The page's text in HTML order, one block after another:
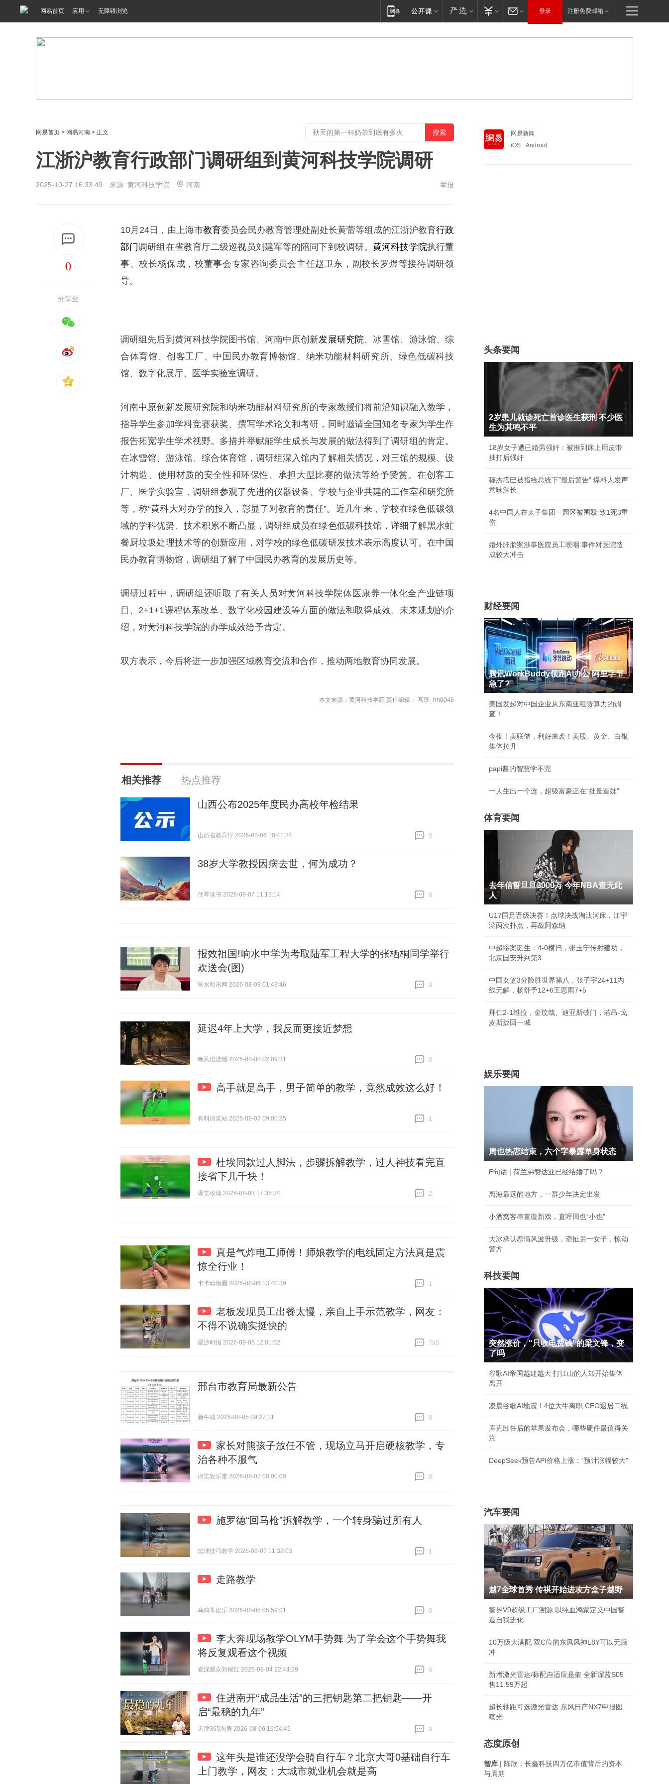
网易首页 应用 无障碍浏览 登录 注册免费邮箱
网易首页 > 网易河南 > 正文
江浙沪教育行政部门调研组到黄河科技学院调研
2025-10-27 16:33:49 来源: 黄河科技学院 河南 举报
0
分享至
10月24日，由上海市教育委员会民办教育管理处副处长黄蕾等组成的江浙沪教育行政
部门调研组在省教育厅二级巡视员刘建军等的陪同下到校调研。黄河科技学院执行董
事、校长杨保成，校董事会专家咨询委员会主任赵卫东，副校长罗煜等接待调研领
导。
调研组先后到黄河科技学院图书馆、河南中原创新发展研究院、冰雪馆、游泳馆、综
合体育馆、创客工厂、中国民办教育博物馆、纳米功能材料研究所、绿色低碳科技
馆、数字化展厅、医学实验室调研。
河南中原创新发展研究院和纳米功能材料研究所的专家教授们将前沿知识融入教学，
指导学生参加学科竞赛获奖、撰写学术论文和考研，同时邀请全国知名专家为学生作
报告拓宽学生学术视野。多措并举赋能学生成长与发展的做法得到了调研组的肯定。
在冰雪馆、游泳馆、综合体育馆，调研组深入馆内了解相关情况，对三馆的规模、设
计构造、使用材质的安全性和环保性、承担大型比赛的做法等给予赞赏。在创客工
厂、医学实验室，调研组参观了先进的仪器设备、学校与企业共建的工作室和研究所
等，称“黄科大对办学的投入，彰显了对教育的责任”。近几年来，学校在绿色低碳领
域的学科优势、技术积累不断凸显，调研组成员在绿色低碳科技馆，详细了解黑水虻
餐厨垃圾处理技术等的创新应用，对学校的绿色低碳研发技术表示高度认可。在中国
民办教育博物馆，调研组了解了中国民办教育的发展历史等。
调研过程中，调研组还听取了有关人员对黄河科技学院体医康养一体化全产业链项
目、2+1+1课程体系改革、数字化校园建设等方面的做法和取得成效、未来规划的介
绍，对黄河科技学院的办学成效给予肯定。
双方表示，今后将进一步加强区域教育交流和合作，推动两地教育协同发展。
本文来源：黄河科技学院 责任编辑： 宫璞_hn0046
相关推荐 热点推荐
山西公布2025年度民办高校年检结果
山西省教育厅 2026-08-06 10:41:24
9
38岁大学教授因病去世，何为成功？
伏琴读书 2026-08-07 11:13:14
0
报效祖国!响水中学为考取陆军工程大学的张栖桐同学举行
欢送会(图)
响水明讯网 2026-08-08 01:43:46
0
延迟4年上大学，我反而更接近梦想
晚风也遗憾 2026-08-08 02:09:31
0
高手就是高手，男子简单的教学，竟然成效这么好！
有料搞笑站 2026-08-07 09:00:35
1
杜埃同款过人脚法，步骤拆解教学，过人神技看完直
接省下几千块！
爆笑玫瑰 2026-08-03 17:38:34
2
真是气炸电工师傅！师娘教学的电线固定方法真是震
惊全行业！
卡卡动物圈 2026-08-06 13:40:39
1
老板发现员工出餐太慢，亲自上手示范教学，网友：
不得不说确实挺快的
星沙时报 2026-08-05 12:01:52
795
邢台市教育局最新公告
新牛城 2026-08-05 09:27:11
0
家长对熊孩子放任不管，现场立马开启硬核教学，专
治各种不服气
搞笑欢乐堂 2026-08-07 00:00:00
0
施罗德“回马枪”拆解教学，一个转身骗过所有人
篮球技巧教学 2026-08-07 11:32:03
1
走路教学
乌鸡哥娱乐 2026-08-05 05:59:01
0
李大奔现场教学OLYM手势舞 为了学会这个手势舞我
将反复观看这个视频
资深观众刘根红 2026-08-04 22:44:29
0
住进南开“成品生活”的三把钥匙第二把钥匙——开
启“最稳的九年”
天津365淘房 2026-08-06 19:54:45
0
这年头是谁还没学会骑自行车？北京大哥0基础自行车
上门教学，网友：大城市就业机会就是高
网易新闻
iOS
Android
头条要闻
2岁患儿就诊死亡首诊医生获刑 不少医
生为其鸣不平
18岁女子遭已婚男强奸：被推到床上用皮带
抽打后强奸
穆杰塔巴被指给总统下"最后警告" 爆料人发声
意味深长
4名中国人在太子集团一园区被围殴 致1死3重
伤
婚外胚胎案涉事医院员工哽咽:事件对医院造
成较大冲击
财经要闻
腾讯WorkBuddy领跑AI办公 阿里字节
急了?
美国发起对中国企业从东南亚租赁算力的调
查！
今夜！美联储，利好来袭！美股、黄金、白银
集体拉升
papi酱的智慧学不完
一人生出一个连，超级富豪正在“批量造娃”
体育要闻
去年信誓旦旦3000万 今年NBA查无此
人
U17国足晋级决赛！点球决战淘汰河床，江宇
涵两次扑点，再战阿森纳
中超惨案诞生：4-0横扫，张玉宁传射建功，
北京国安升到第3
中国女篮3分险胜世界第八，张子宇24+11内
线无解，杨舒予12+6王思雨7+5
拜仁2-1维拉，金玟哉、迪亚斯破门，若昂-戈
麦斯扳回一城
娱乐要闻
周也热恋结束，六个字暴露单身状态
E句话 | 荷兰弟赞达亚已经结婚了吗？
离海最远的地方，一群少年决定出发
小酒窝客串董璇新戏，直呼周也“小也”
大冰承认恋情风波升级，牵扯另一女子，惊动
警方
科技要闻
突然涨价，"只收电费钱"的梁文锋，变
了吗
谷歌AI帝国越建越大 打江山的人却开始集体
离开
凌晨谷歌AI地震！4位大牛离职 CEO退居二线
库克卸任后的苹果发布会，哪些硬件最值得关
注
DeepSeek预告API价格上涨：“预计涨幅较大”
汽车要闻
越7全球首秀 传祺开始进攻方盒子越野
智界V9超级工厂溯源 以纯血鸿蒙定义中国智
造自我进化
10万级大满配 双C位的东风风神L8Y可以无脑
冲
新增激光雷达/标配自适应悬架 全新深蓝S05
售11.59万起
超长轴距可选激光雷达 东风日产NX7申报图
曝光
态度原创
智库 | 陈欣：长鑫科技四万亿市值背后的资本
与周期